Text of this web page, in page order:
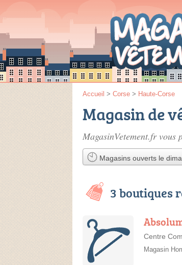
Accueil > Corse > Haute-Corse
Magasin de
MagasinVetement.fr vous
Magasins ouverts le
3 boutiques
Centre
Magasin